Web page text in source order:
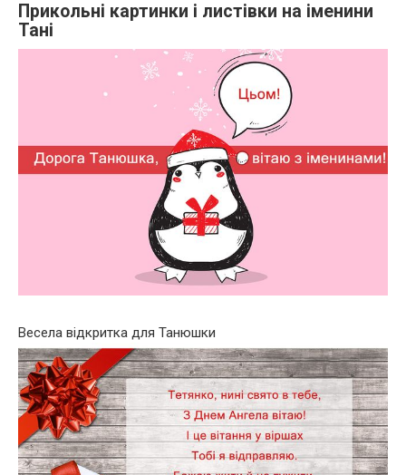
Прикольні картинки і листівки на іменини
Тані
Весела відкритка для Танюшки